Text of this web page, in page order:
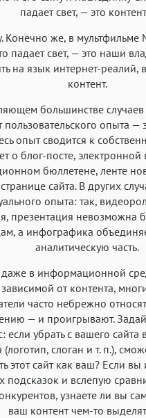
падает свет, — это
Конечно же, в мультфильме
падает свет, — это наши
на язык интернет-реалий,
контент.
большинстве случаев
опыта —
опыт сводится к
о блог-посте, электронной
бюллетене, ленте
сайта. В других
опыта: так,
презентация невозможна
а инфографика
аналитическую часть.
в информационной
от контента,
часто небрежно
— и проигрывают.
если убрать с вашего сайта
слоган и т. п.),
этот сайт как ваш? Если вы
подсказок и вслепую
узнаете ли вы
ваш контент чем-то